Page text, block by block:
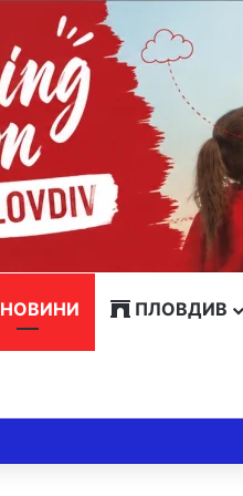
НОВИНИ ПЛОВДИВ